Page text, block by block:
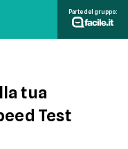
Parte del gruppo:
tua
Test